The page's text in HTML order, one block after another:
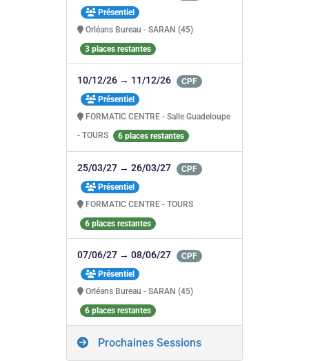
Présentiel
Orléans Bureau - SARAN (45)
3 places restantes
10/12/26 → 11/12/26
CPF
Présentiel
FORMATIC CENTRE - Salle Guadeloupe
- TOURS
6 places restantes
25/03/27 → 26/03/27
CPF
Présentiel
FORMATIC CENTRE - TOURS
6 places restantes
07/06/27 → 08/06/27
CPF
Présentiel
Orléans Bureau - SARAN (45)
6 places restantes
Prochaines Sessions